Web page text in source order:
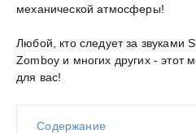
механической атмосферы!
Любой, кто следует за звуками
Zomboy и многих других - этот
для вас!
Содержание